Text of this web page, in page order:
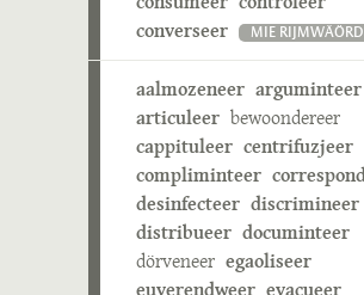
converseer
MIE RIJMWÄÖRD
aalmozeneer arguminteer
articuleer bewoondereer
cappituleer centrifuzjeer
compliminteer
desinfecteer discrimineer
distribueer documinteer
dörveneer egaoliseer